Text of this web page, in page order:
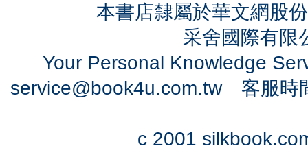
本書店隸屬於華文網股
采舍國際有
Your Personal Knowledge
service@book4u.com.tw客服時
c 2001